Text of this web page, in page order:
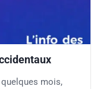
mois,